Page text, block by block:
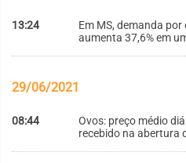
13:24
Em MS, demanda
aumenta 37,6% em
29/06/2021
08:44
Ovos: preço médio
recebido na abertura